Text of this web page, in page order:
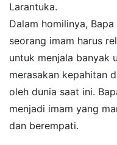
Larantuka.
Dalam homilinya,
seorang imam harus
untuk menjala banyak
merasakan kepahitan
oleh dunia saat ini.
menjadi imam yang
dan berempati.